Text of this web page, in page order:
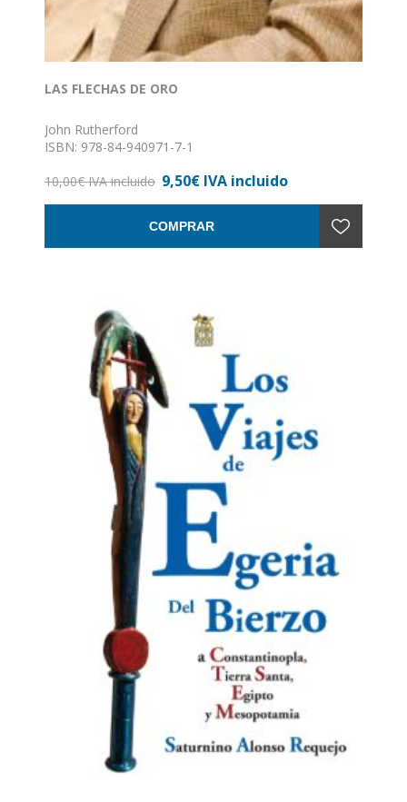
LAS FLECHAS DE ORO
John Rutherford
ISBN: 978-84-940971-7-1
Nº de páginas: 268
10,00€ IVA incluido 9,50€ IVA incluido
COMPRAR